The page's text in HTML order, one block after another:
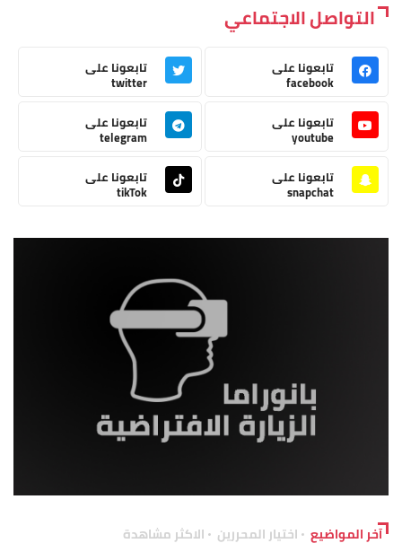
التواصل الاجتماعي
تابعونا على
facebook
تابعونا على
twitter
تابعونا على
youtube
تابعونا على
telegram
تابعونا على
snapchat
تابعونا على
tikTok
آخر المواضيع اختيار المحررين الاكثر مشاهدة